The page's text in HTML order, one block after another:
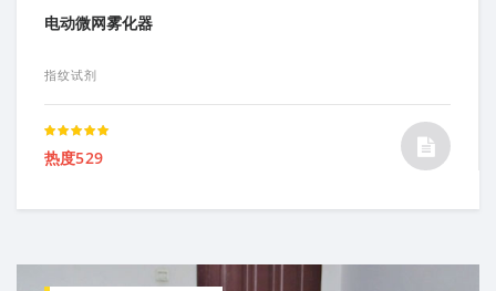
电动微网雾化器
指纹试剂
Rated
5.00out of
热度529